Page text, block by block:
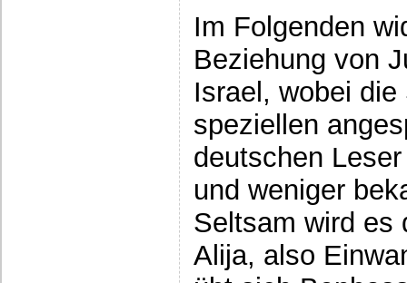
Im Folgenden
Beziehung von
Israel, wobei
speziellen
deutschen
und weniger
Seltsam wird es
Alija, also